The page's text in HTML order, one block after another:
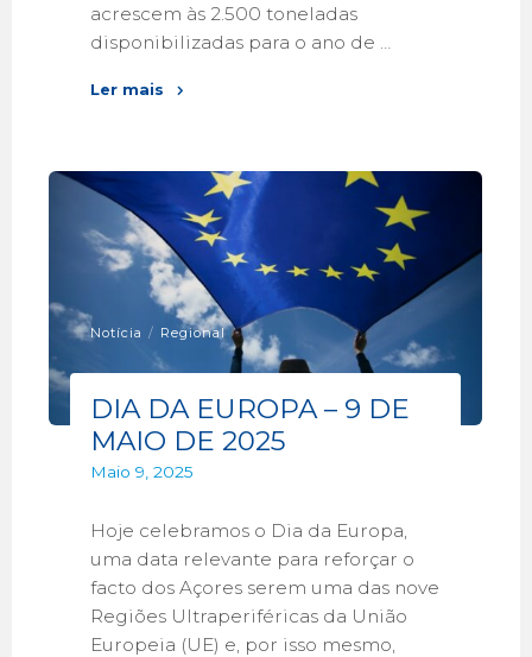
acrescem às 2.500 toneladas
disponibilizadas para o ano de …
Ler mais
Notícia / Regional
DIA DA EUROPA – 9 DE
MAIO DE 2025
Maio 9, 2025
Hoje celebramos o Dia da Europa,
uma data relevante para reforçar o
facto dos Açores serem uma das nove
Regiões Ultraperiféricas da União
Europeia (UE) e, por isso mesmo,